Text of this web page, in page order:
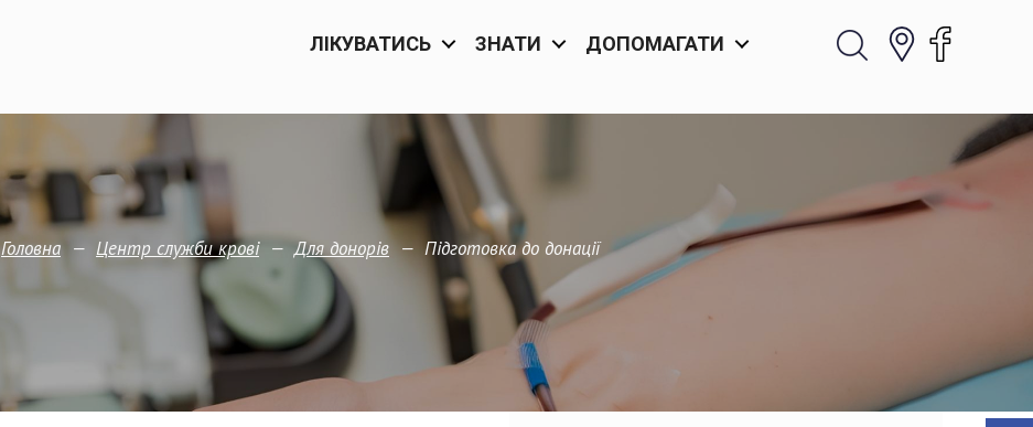
ЛІКУВАТИСЬ ЗНАТИ ДОПОМАГАТИ
Головна — Центр служби крові — Для донорів — Підготовка до донації